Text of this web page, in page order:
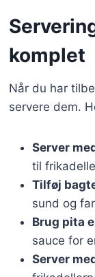
komplet
Når du har
servere dem.
Server
til
Tilføj
sund og
Brug pita
sauce for
Server